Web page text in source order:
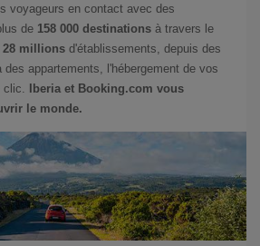
voyageurs en contact avec des
de 158 000 destinations à travers le
28 millions d'établissements, depuis des
des appartements, l'hébergement de vos
Iberia et Booking.com vous
le monde.